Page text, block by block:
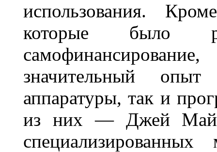
использования.
которые было
значительный
аппаратуры, так и
из них — Джей